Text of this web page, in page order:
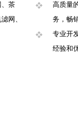
、茶
网、
高质量
务，畅
专业开
经验和